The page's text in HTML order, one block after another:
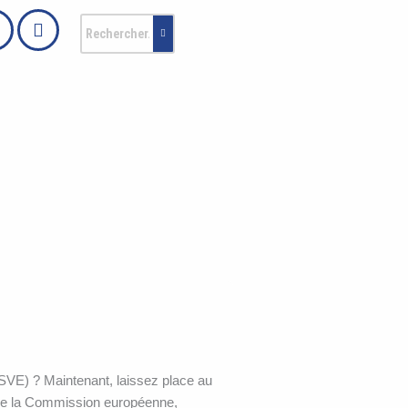
? Maintenant, laissez place au
la Commission européenne,